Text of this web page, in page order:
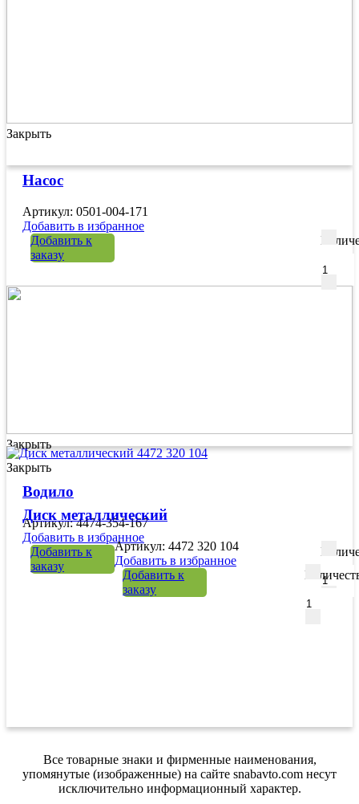
Закрыть
Насос
Артикул: 0501-004-171
Добавить в избранное
Добавить к
заказу
Закрыть
Водило
Артикул: 4474-354-167
Добавить в избранное
Добавить к
заказу
Закрыть
Диск металлический
Артикул: 4472 320 104
Добавить в избранное
Добавить к
заказу
Все товарные знаки и фирменные наименования,
упомянутые (изображенные) на сайте snabavto.com несут
исключительно информационный характер.